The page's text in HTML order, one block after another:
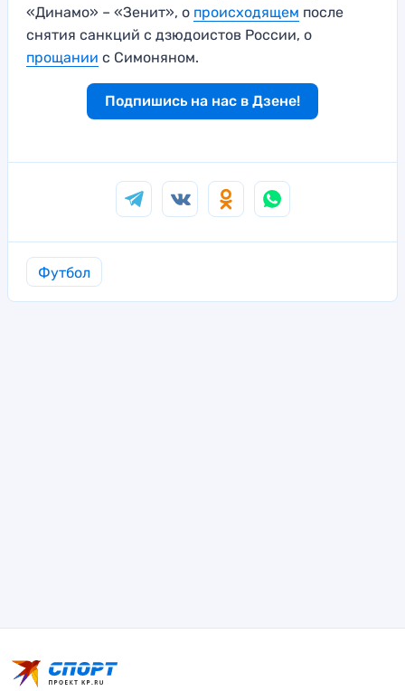
«Динамо» – «Зенит», о происходящем после
снятия санкций с дзюдоистов России, о
прощании с Симоняном.
Подпишись на нас в Дзене!
Футбол